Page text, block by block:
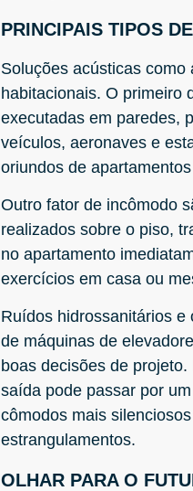
PRINCIPAIS TIPOS
Soluções acústicas
habitacionais. O primeiro
executadas em paredes,
veículos, aeronaves e
oriundos de
Outro fator de incômodo
realizados sobre o piso,
no apartamento
exercícios em casa ou
Ruídos hidrossanitários
de máquinas de
boas decisões de
saída pode passar por
cômodos mais
estrangulamentos.
OLHAR PARA O